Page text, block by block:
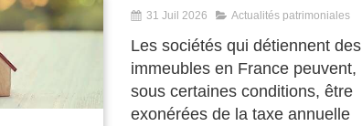
31 Juil 2026 Actualités patrimoniales
Les sociétés qui détiennent des
immeubles en France peuvent,
sous certaines conditions, être
exonérées de la taxe annuelle